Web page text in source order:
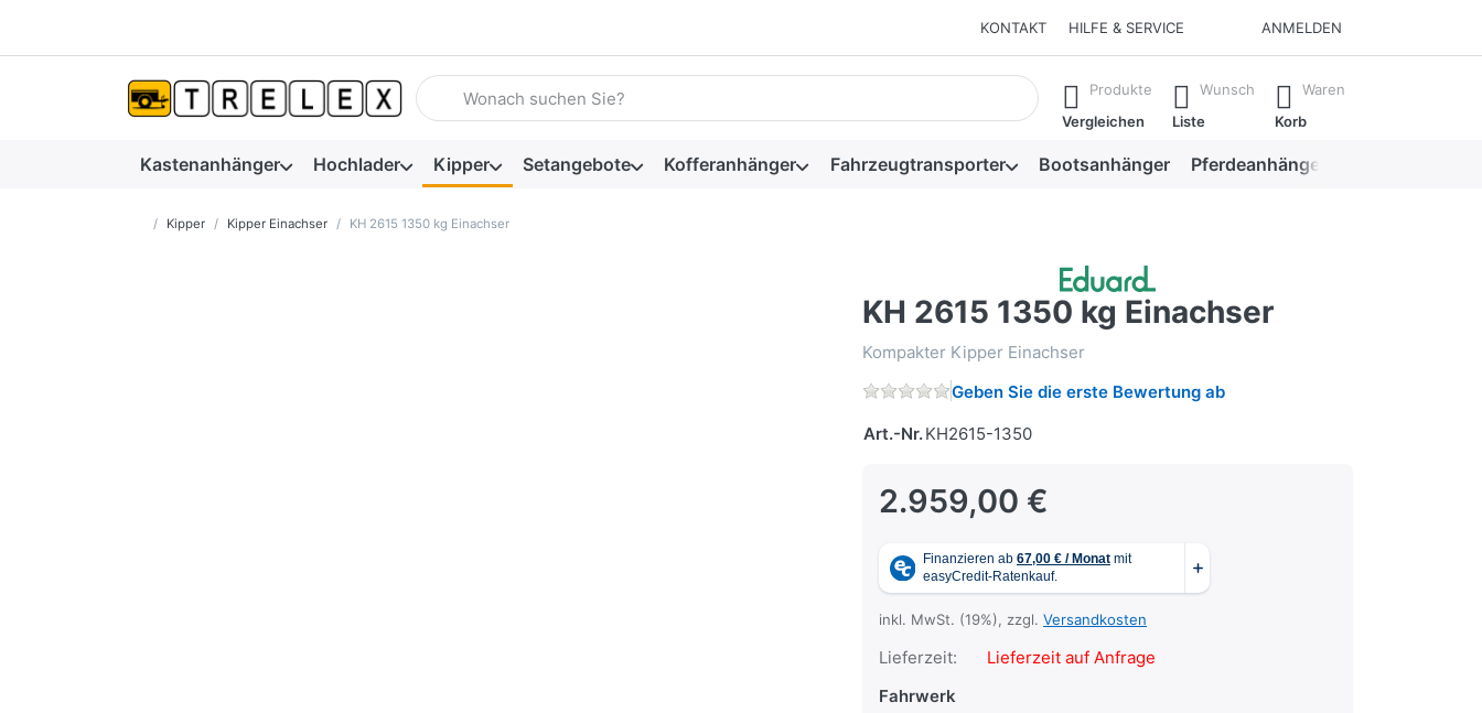
KONTAKT HILFE & SERVICE ANMELDEN
Geben Sie einen Suchbegriff ein. Während Sie tippen, erscheinen automatisch erste Ergebnisse. Drücken Sie die Eingabetaste, um alle
Produkte
Vergleichen
Wunsch
Liste
Waren
Korb
Kastenanhänger Hochlader Kipper Setangebote Kofferanhänger Fahrzeugtransporter Bootsanhänger Pferdeanhänger
Startseite
Kipper Kipper Einachser KH 2615 1350 kg Einachser
KH 2615 1350 kg Einachser
Kompakter Kipper Einachser
Geben Sie die erste Bewertung ab
Art.-Nr.KH2615-1350
2.959,00 €
inkl. MwSt. (19%), zzgl. Versandkosten
Lieferzeit:
Lieferzeit auf Anfrage
Fahrwerk